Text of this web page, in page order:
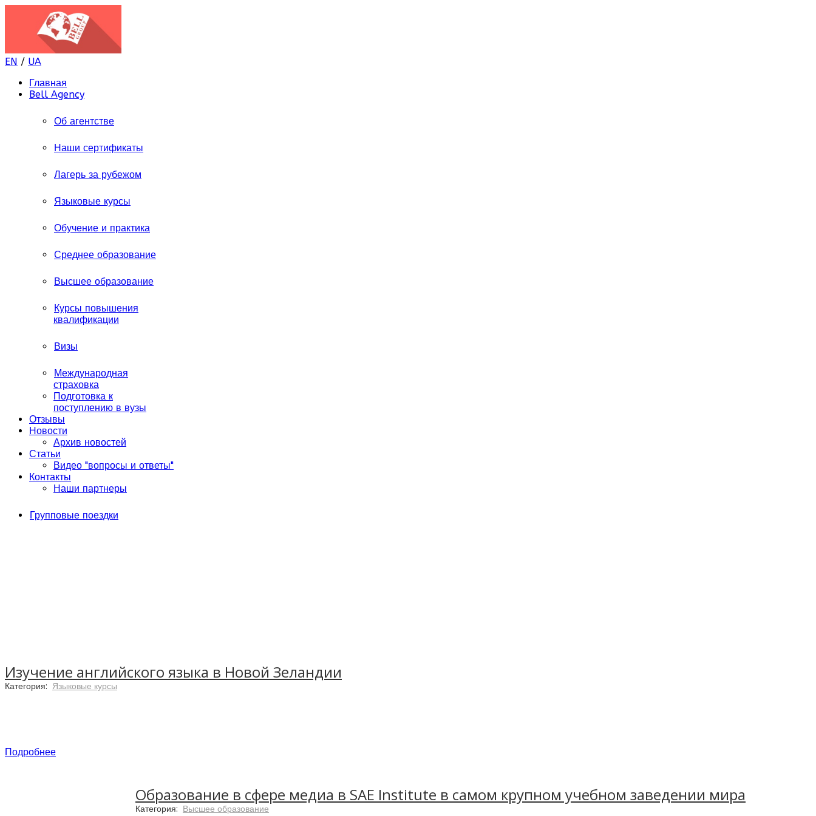
EN / UA
Главная
Bell Agency
Об агентстве
Наши сертификаты
Лагерь за рубежом
Языковые курсы
Обучение и практика
Среднее образование
Высшее образование
Курсы повышения
квалификации
Визы
Международная
страховка
Подготовка к
поступлению в вузы
Отзывы
Новости
Архив новостей
Статьи
Видео "вопросы и ответы"
Контакты
Наши партнеры
Групповые поездки
Изучение английского языка в Новой Зеландии
Категория: Языковые курсы
Подробнее
Образование в сфере медиа в SAE Institute в самом крупном учебном заведении мира
Категория: Высшее образование